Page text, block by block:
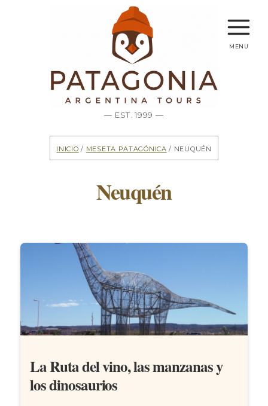
— EST. 1999 —
menu
Inicio / Meseta Patagónica / Neuquén
Neuquén
La Ruta del vino, las manzanas y
los dinosaurios